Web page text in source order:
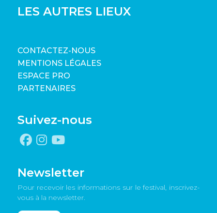
LES AUTRES LIEUX
CONTACTEZ-NOUS
MENTIONS LÉGALES
ESPACE PRO
PARTENAIRES
Suivez-nous
Newsletter
Pour recevoir les informations sur le festival, inscrivez-
vous à la newsletter.